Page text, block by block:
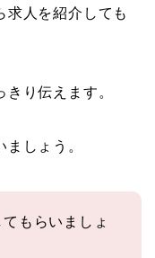
求人を紹介しても
り伝えます。
しょう。
もらいましょ